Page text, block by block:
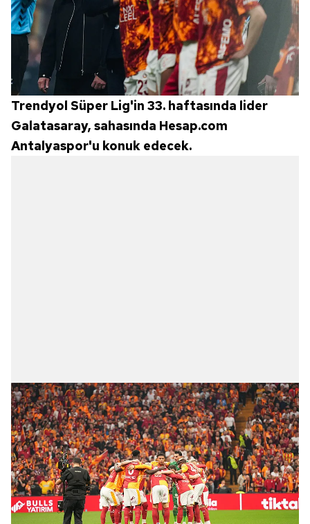
Trendyol Süper Lig'in 33. haftasında lider
Galatasaray, sahasında Hesap.com
Antalyaspor'u konuk edecek.